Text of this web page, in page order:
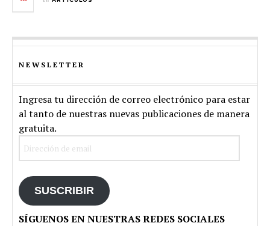
NEWSLETTER
Ingresa tu dirección de correo electrónico para estar
al tanto de nuestras nuevas publicaciones de manera
gratuita.
SUSCRIBIR
SÍGUENOS EN NUESTRAS REDES SOCIALES